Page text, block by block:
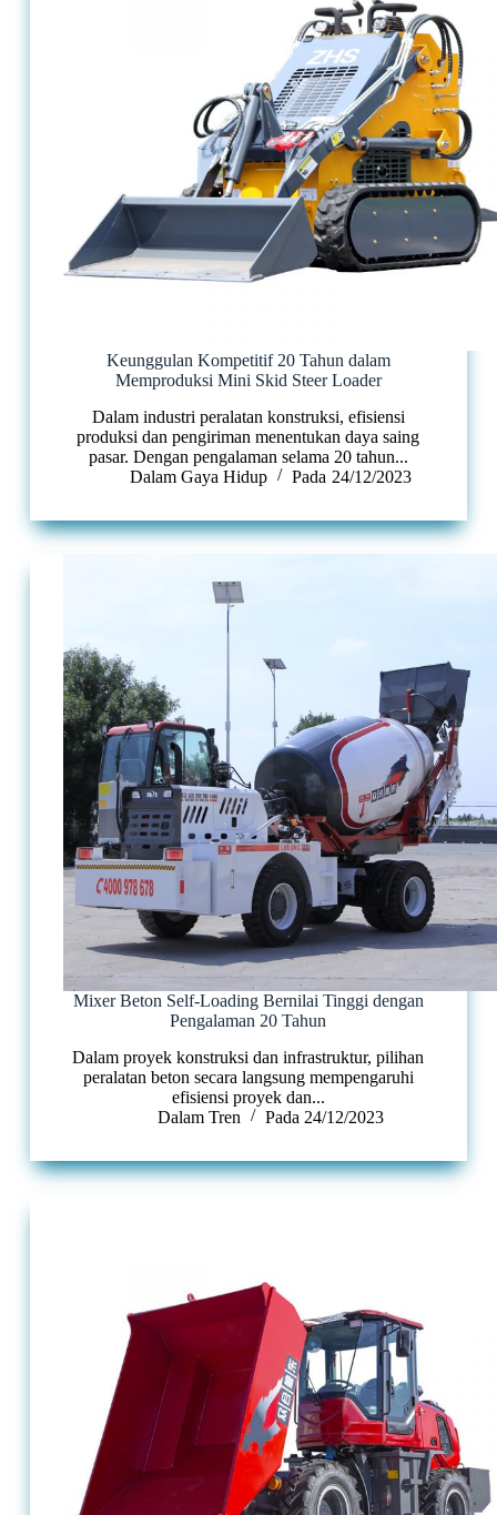
Keunggulan Kompetitif 20 Tahun dalam
Memproduksi Mini Skid Steer Loader
Dalam industri peralatan konstruksi, efisiensi
produksi dan pengiriman menentukan daya saing
pasar. Dengan pengalaman selama 20 tahun...
Dalam Gaya Hidup Pada 24/12/2023
Mixer Beton Self-Loading Bernilai Tinggi dengan
Pengalaman 20 Tahun
Dalam proyek konstruksi dan infrastruktur, pilihan
peralatan beton secara langsung mempengaruhi
efisiensi proyek dan...
Dalam Tren Pada 24/12/2023